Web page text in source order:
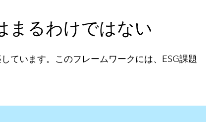
まるわけではない
ています。このフレームワークには、ESG課題